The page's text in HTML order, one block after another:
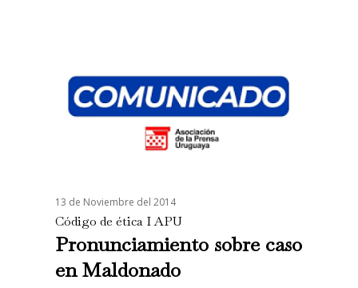
13 de Noviembre del 2014
Código de ética I APU
Pronunciamiento sobre caso
en Maldonado